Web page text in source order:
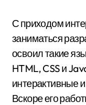
С приходом
заниматься
освоил такие
HTML, CSS и
интерактивные
Вскоре его